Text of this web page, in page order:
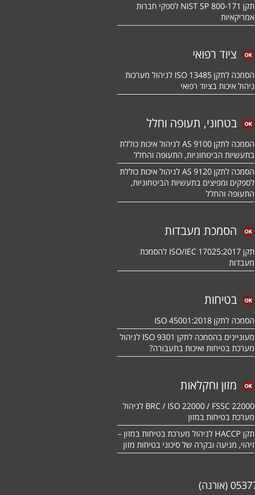
תקן NIST SP 800-171 לספקי חברות
אמריקאיות
ציוד רפואי
הסמכה לתקן 13485 ISO לניהול מערכות
ניהול איכות בציוד רפואי
בטחוני, תעופה וחלל
הסמכה לתקן 9100 AS לניהול איכות כוללת
בתעשיות הביטחוניות, התעופה והחלל
הסמכה לתקן 9120 AS לניהול איכות כוללת
לספקים ומפיצים בתעשיות הביטחוניות,
התעופה והחלל
הסמכת מעבדות
תקן ISO/IEC 17025:2017 להסמכת
מעבדות
בטיחות
הסמכה לתקן ISO 45001:2018
מעוניינים בהסמכה לתקן ISO 9301 לניהול
מערכת בטיחות ואיכות בתעבורה?
מזון וחקלאות
BRC / ISO 22000 / FSSC 22000 לניהול
מערכת בטיחות במזון
תקן HACCP לניהול מערכת בטיחות במזון –
זיהוי, מניעה ובקרה של סיכוני בטיחות מזון